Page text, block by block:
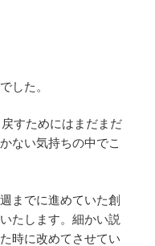
した。
すためにはまだまだ
ない気持ちの中でこ
までに進めていた創
たします。細かい説
時に改めてさせてい